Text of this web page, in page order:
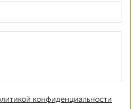
конфиденциальности